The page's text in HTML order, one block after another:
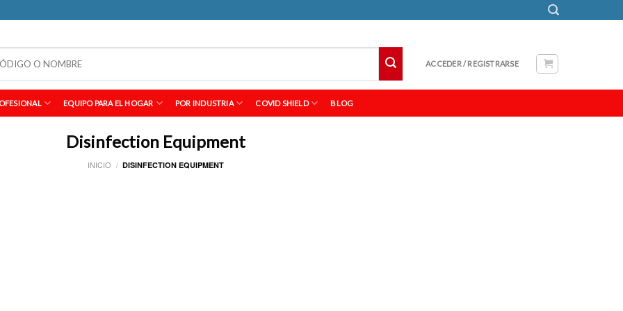
ACCEDER / REGISTRARSE
EQUIPO PARA EL HOGAR POR INDUSTRIA COVID SHIELD BLOG
Disinfection Equipment
INICIO / DISINFECTION EQUIPMENT